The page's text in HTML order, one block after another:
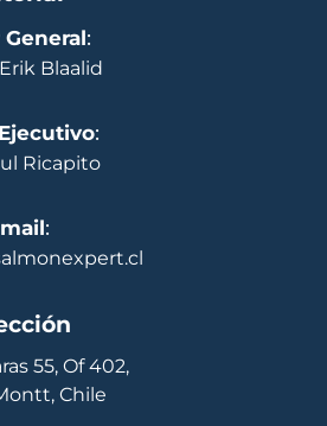
:
Blaalid
:
Ricapito
:
55, Of 402,
Chile